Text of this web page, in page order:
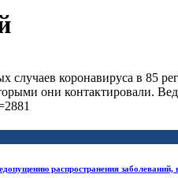
случаев коронавируса в 85
они контактировали.
распространения